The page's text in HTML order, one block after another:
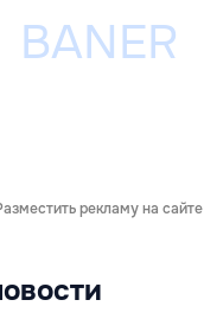
рекламу на сайте